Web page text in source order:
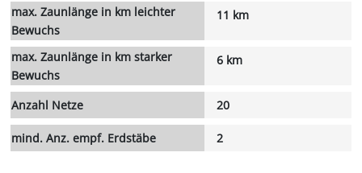
max. Zaunlänge in km leichter
Bewuchs
11 km
max. Zaunlänge in km starker
Bewuchs
6 km
Anzahl Netze 20
mind. Anz. empf. Erdstäbe 2